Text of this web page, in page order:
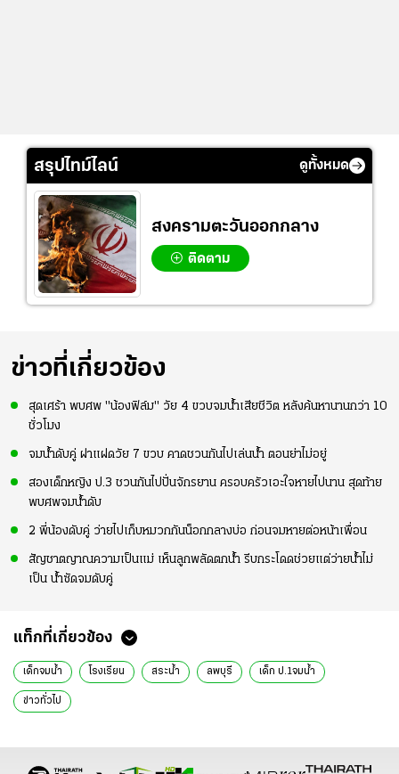
สรุปไทม์ไลน์ ดูทั้งหมด
สงครามตะวันออกกลาง
ติดตาม
ข่าวที่เกี่ยวข้อง
สุดเศร้า พบศพ "น้องฟิล์ม" วัย 4 ขวบจมน้ำเสียชีวิต หลังค้นหานานกว่า 10
ชั่วโมง
จมน้ำดับคู่ ฝาแฝดวัย 7 ขวบ คาดชวนกันไปเล่นน้ำ ตอนย่าไม่อยู่
สองเด็กหญิง ป.3 ชวนกันไปปั่นจักรยาน ครอบครัวเอะใจหายไปนาน สุดท้าย
พบศพจมน้ำดับ
2 พี่น้องดับคู่ ว่ายไปเก็บหมวกกันน็อกกลางบ่อ ก่อนจมหายต่อหน้าเพื่อน
สัญชาตญาณความเป็นแม่ เห็นลูกพลัดตกน้ำ รีบกระโดดช่วยแต่ว่ายน้ำไม่
เป็น น้ำซัดจมดับคู่
แท็กที่เกี่ยวข้อง
เด็กจมน้ำ โรงเรียน สระน้ำ ลพบุรี เด็ก ป.1จมน้ำ
ข่าวทั่วไป